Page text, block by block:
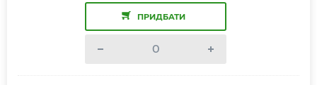
ПРИДБАТИ